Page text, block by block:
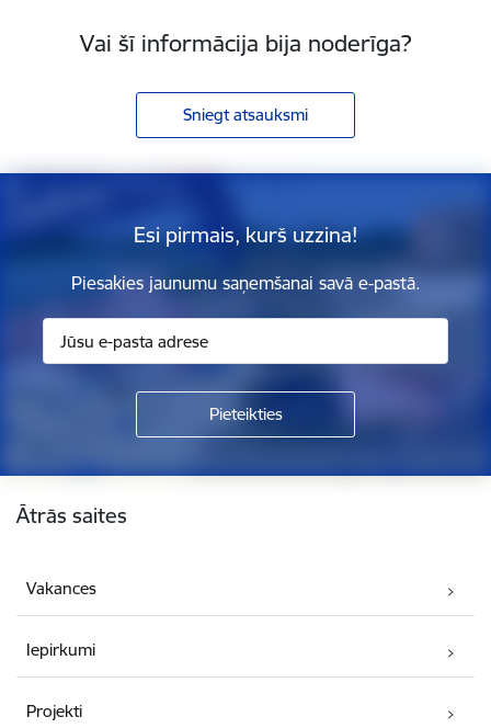
Vai šī informācija bija noderīga?
Sniegt atsauksmi
Esi pirmais, kurš uzzina!
Piesakies jaunumu saņemšanai savā e-pastā.
Ātrās saites
Vakances
Iepirkumi
Projekti